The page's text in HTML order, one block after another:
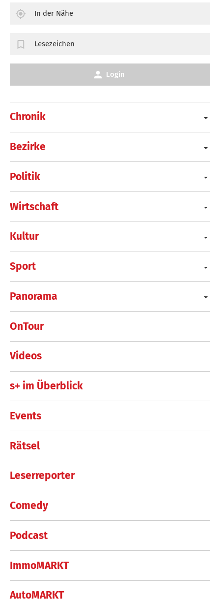
Chronik
Bezirke
Politik
Wirtschaft
Kultur
Sport
Panorama
OnTour
Videos
s+ im Überblick
Events
Rätsel
Leserreporter
Comedy
Podcast
ImmoMARKT
AutoMARKT
In der Nähe
Lesezeichen
Login